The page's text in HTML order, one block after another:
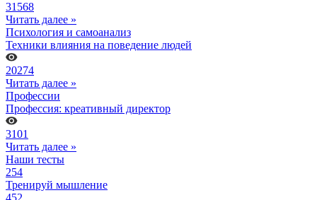
31568
Читать далее »
Психология и самоанализ
Техники влияния на поведение людей
20274
Читать далее »
Профессии
Профессия: креативный директор
3101
Читать далее »
Наши тесты
254
Тренируй мышление
452